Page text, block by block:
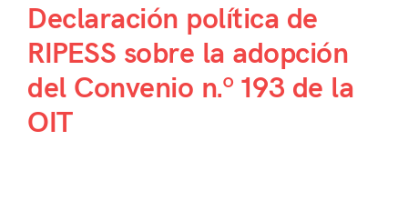
Declaración política de
RIPESS sobre la adopción
del Convenio n.º 193 de la
OIT